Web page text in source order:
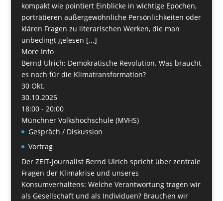
kompakt wie pointiert Einblicke in wichtige Epochen,
porträtieren außergewöhnliche Persönlichkeiten oder
klären Fragen zu literarischen Werken, die man
unbedingt gelesen [...]
More Info
Bernd Ulrich: Demokratische Revolution. Was braucht
es noch für die Klimatransformation?
30 Okt.
30.10.2025
18:00 - 20:00
Münchner Volkshochschule (MVHS)
Gespräch / Diskussion
Vortrag
Der ZEIT-Journalist Bernd Ulrich spricht über zentrale
Fragen der Klimakrise und unseres
Konsumverhaltens: Welche Verantwortung tragen wir
als Gesellschaft und als Individuen? Brauchen wir